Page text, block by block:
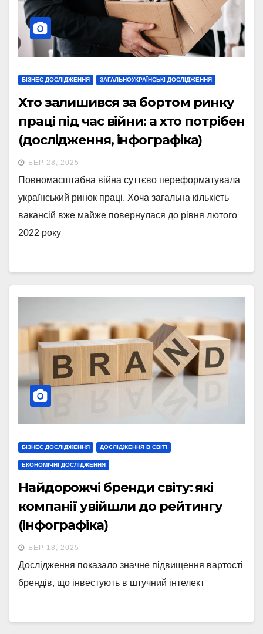
БІЗНЕС ДОСЛІДЖЕННЯ ЗАГАЛЬНОУКРАЇНСЬКІ ДОСЛІДЖЕННЯ
Хто залишився за бортом ринку
праці під час війни: а хто потрібен
(дослідження, інфографіка)
БЕР 28, 2025
Повномасштабна війна суттєво переформатувала
український ринок праці. Хоча загальна кількість
вакансій вже майже повернулася до рівня лютого
2022 року
БІЗНЕС ДОСЛІДЖЕННЯ ДОСЛІДЖЕННЯ В СВІТІ
ЕКОНОМІЧНІ ДОСЛІДЖЕННЯ
Найдорожчі бренди світу: які
компанії увійшли до рейтингу
(інфографіка)
БЕР 18, 2025
Дослідження показало значне підвищення вартості
брендів, що інвестують в штучний інтелект